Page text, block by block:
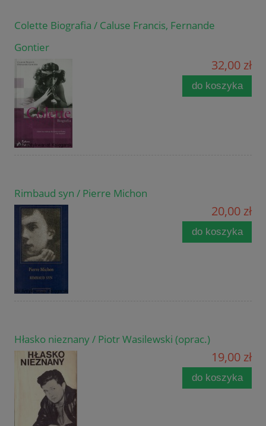
Colette Biografia / Caluse Francis, Fernande
Gontier
32,00 zł
do koszyka
Rimbaud syn / Pierre Michon
20,00 zł
do koszyka
Hłasko nieznany / Piotr Wasilewski (oprac.)
19,00 zł
do koszyka